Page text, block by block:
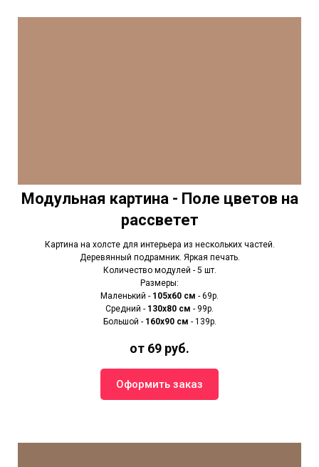
Модульная картина - Поле цветов на
рассветет
Картина на холсте для интерьера из нескольких частей.
Деревянный подрамник. Яркая печать.
Количество модулей - 5 шт.
Размеры:
Маленький - 105х60 см - 69р.
Средний - 130х80 см - 99р.
Большой - 160х90 см - 139р.
от 69 руб.
Оформить заказ